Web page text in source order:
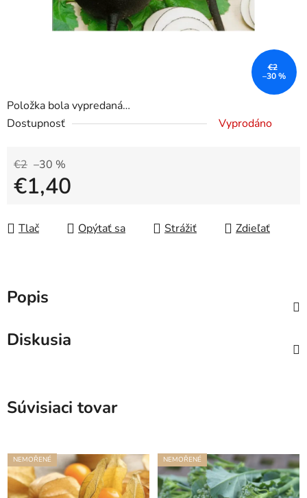
Položka bola vypredaná…
Dostupnosť
Vyprodáno
€2 –30 %
€1,40
Tlač
Opýtať sa Strážiť Zdieľať
€2
–30 %
Popis
Diskusia
Súvisiaci tovar
NEMOŘENÉ NEMOŘENÉ